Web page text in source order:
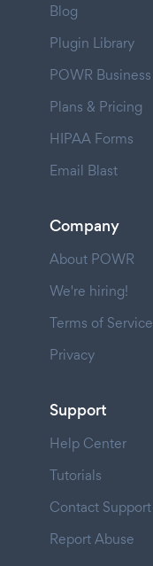
Blog
Plugin Library
POWR Business
Plans & Pricing
HIPAA Forms
Email Blast
Company
About POWR
We're hiring!
Terms of Service
Privacy
Support
Help Center
Tutorials
Contact Support
Report Abuse